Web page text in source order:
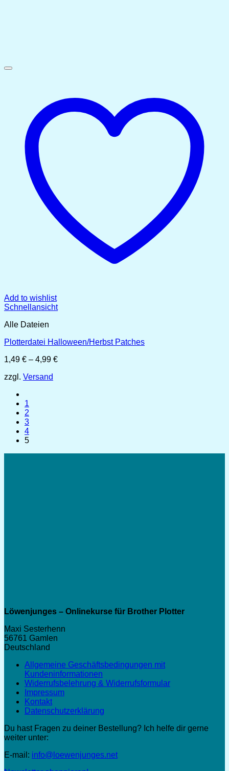
Add to wishlist
Schnellansicht
Alle Dateien
Plotterdatei Halloween/Herbst Patches
1,49 € – 4,99 €Preisspanne:
zzgl. Versand
1
2
3
4
5
Löwenjunges – Onlinekurse für Brother Plotter
Maxi Sesterhenn
56761 Gamlen
Deutschland
Allgemeine Geschäftsbedingungen mit
Kundeninformationen
Widerrufsbelehrung & Widerrufsformular
Impressum
Kontakt
Datenschutzerklärung
Du hast Fragen zu deiner Bestellung? Ich helfe dir gerne
weiter unter:
E-mail: info@loewenjunges.net